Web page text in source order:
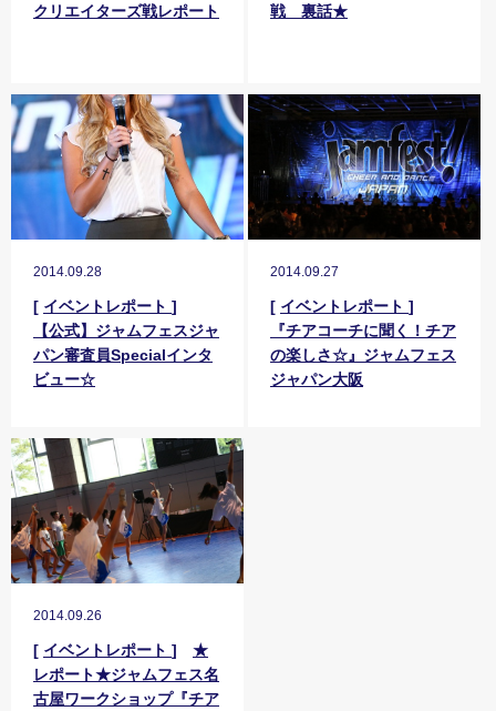
クリエイターズ戦レポート
戦 裏話★
2014.09.28
[ イベントレポート ]
【公式】ジャムフェスジャ
パン審査員Specialインタ
ビュー☆
2014.09.27
[ イベントレポート ]
『チアコーチに聞く！チア
の楽しさ☆』ジャムフェス
ジャパン大阪
2014.09.26
[ イベントレポート ] ★
レポート★ジャムフェス名
古屋ワークショップ『チア